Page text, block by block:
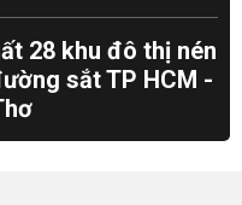
28 khu đô thị nén
sắt TP HCM -